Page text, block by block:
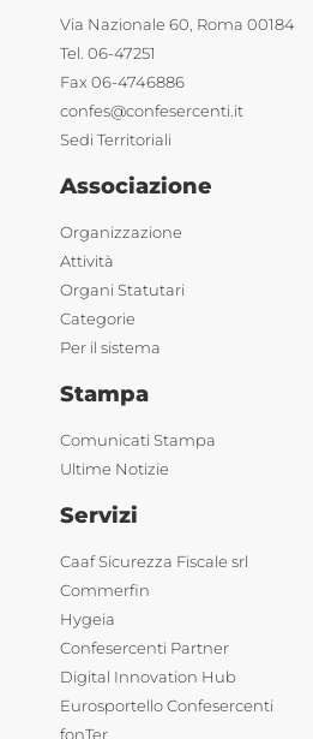
Via Nazionale 60, Roma 00184
Tel. 06-47251
Fax 06-4746886
confes@confesercenti.it
Sedi Territoriali
Associazione
Organizzazione
Attività
Organi Statutari
Categorie
Per il sistema
Stampa
Comunicati Stampa
Ultime Notizie
Servizi
Caaf Sicurezza Fiscale srl
Commerfin
Hygeia
Confesercenti Partner
Digital Innovation Hub
Eurosportello Confesercenti
fonTer